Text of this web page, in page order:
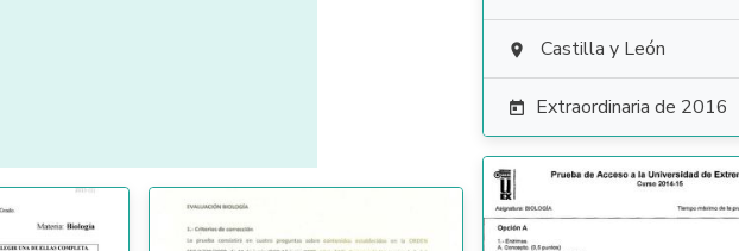
 Castilla y León
 Extraordinaria de 2016